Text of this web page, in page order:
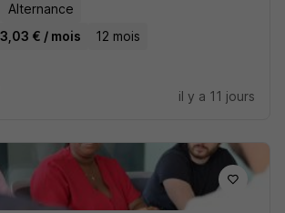
Alternance
€ / mois
12 mois
il y a 11 jours